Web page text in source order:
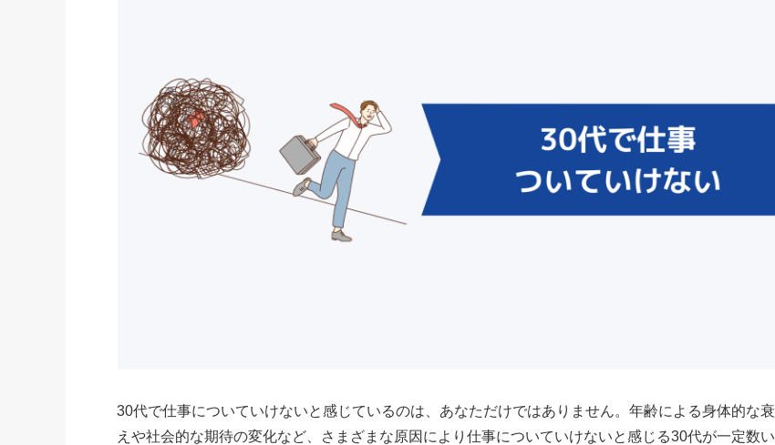
30代で仕事についていけないと感じているのは、あなただけではありません。年齢による身体的な衰
えや社会的な期待の変化など、さまざまな原因により仕事についていけないと感じる30代が一定数い